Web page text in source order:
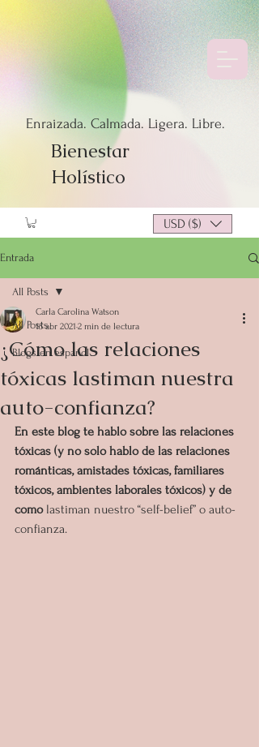
Enraizada. Calmada. Ligera. Libre.
Bienestar
Holístico
USD ($)
Entrada
All Posts
Blogs en español
All Posts
¿Cómo las relaciones
tóxicas lastiman nuestra
auto-confianza?
Carla Carolina Watson
15 abr 2021 2 min de lectura
En este blog te hablo sobre las relaciones
tóxicas (y no solo hablo de las relaciones
románticas, amistades tóxicas, familiares
tóxicos, ambientes laborales tóxicos) y de
como lastiman nuestro “self-belief” o auto-
confianza.